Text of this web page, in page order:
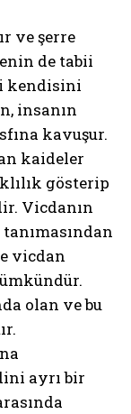
ve şerre
de tabii
kendisini
insanın
kavuşur.
kaideler
gösterip
Vicdanın
vicdan
olan ve bu
ayrı bir